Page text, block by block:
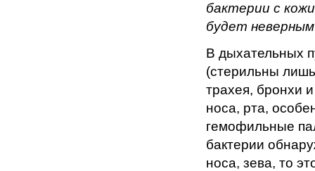
бактерии с
будет
В дыхательных
(стерильны
трахея, бронхи
носа, рта,
гемофильные
бактерии
носа, зева, то